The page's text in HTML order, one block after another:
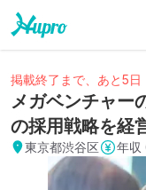
掲載終了まで、あと5日
メガベンチャー
の採用戦略を経
東京都渋谷区 年収